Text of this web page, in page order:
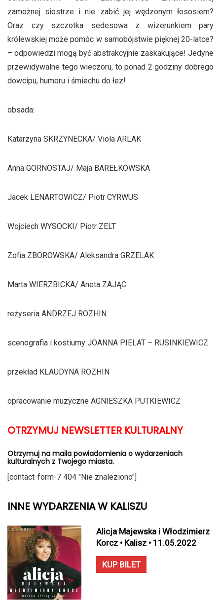
zamożnej siostrze i nie zabić jej wędzonym łososiem?
Oraz czy szczotka sedesowa z wizerunkiem pary
królewskiej może pomóc w samobójstwie pięknej 20-latce?
– odpowiedzi mogą być abstrakcyjnie zaskakujące! Jedyne
przewidywalne tego wieczoru, to ponad 2 godziny dobrego
dowcipu, humoru i śmiechu do łez!
obsada:
Katarzyna SKRZYNECKA/ Viola ARLAK
Anna GORNOSTAJ/ Maja BAREŁKOWSKA
Jacek LENARTOWICZ/ Piotr CYRWUS
Wojciech WYSOCKI/ Piotr ZELT
Zofia ZBOROWSKA/ Aleksandra GRZELAK
Marta WIERZBICKA/ Aneta ZAJĄC
reżyseria ANDRZEJ ROZHIN
scenografia i kostiumy JOANNA PIELAT – RUSINKIEWICZ
przekład KLAUDYNA ROZHIN
opracowanie muzyczne AGNIESZKA PUTKIEWICZ
OTRZYMUJ NEWSLETTER KULTURALNY
Otrzymuj na maila powiadomienia o wydarzeniach
kulturalnych z Twojego miasta.
[contact-form-7 404 "Nie znaleziono"]
INNE WYDARZENIA W KALISZU
Alicja Majewska i Włodzimierz
Korcz • Kalisz • 11.05.2022
KUP BILET